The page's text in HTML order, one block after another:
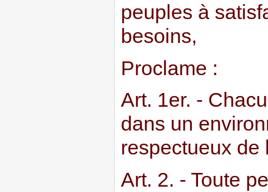
peuples à
besoins,
Proclame :
Art. 1er. -
dans un
respectueux de
Art. 2. - Toute